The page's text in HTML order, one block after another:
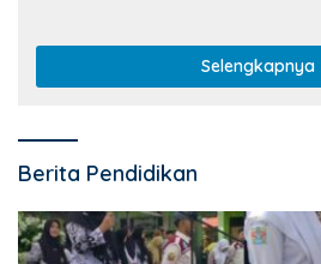
Selengkapnya
Berita Pendidikan